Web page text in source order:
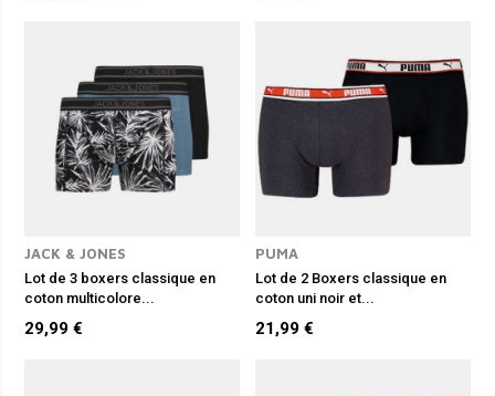
JACK & JONES
Lot de 3 boxers classique en
coton multicolore...
29,99 €
PUMA
Lot de 2 Boxers classique en
coton uni noir et...
21,99 €